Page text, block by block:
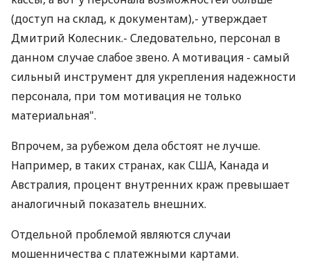
(доступ на склад, к документам),- утверждает
Дмитрий Колесник.- Следовательно, персонал в
данном случае слабое звено. А мотивация - самый
сильный инструмент для укрепления надежности
персонала, при том мотивация не только
материальная".
Впрочем, за рубежом дела обстоят не лучше.
Например, в таких странах, как США, Канада и
Австралия, процент внутренних краж превышает
аналогичный показатель внешних.
Отдельной проблемой являются случаи
мошенничества с платежными картами.